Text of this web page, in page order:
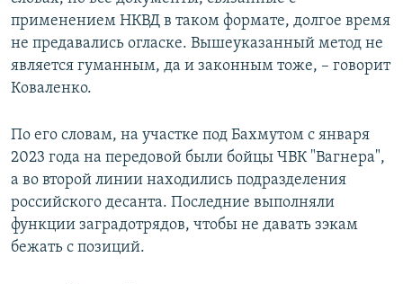
применением НКВД в таком формате, долгое время
не предавались огласке. Вышеуказанный метод не
является гуманным, да и законным тоже, – говорит
Коваленко.
По его словам, на участке под Бахмутом с января
2023 года на передовой были бойцы ЧВК "Вагнера",
а во второй линии находились подразделения
российского десанта. Последние выполняли
функции заградотрядов, чтобы не давать зэкам
бежать с позиций.